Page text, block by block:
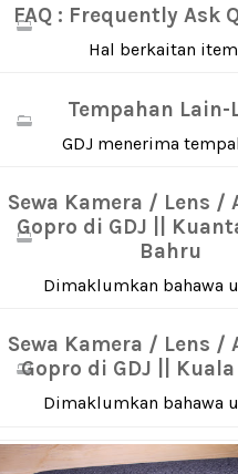
FAQ : Frequently Ask
Hal berkaitan item
Tempahan Lain-
GDJ menerima
Sewa Kamera / Lens /
Gopro di GDJ ||
Bahru
Dimaklumkan bahawa
Sewa Kamera / Lens /
Gopro di GDJ ||
Dimaklumkan bahawa